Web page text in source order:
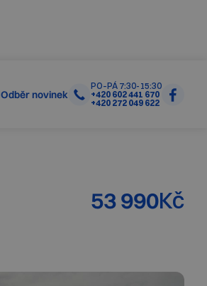
Odběr novinek
PO–PÁ 7:30-15:30
+420 602 441 670
+420 272 049 622
53 990Kč